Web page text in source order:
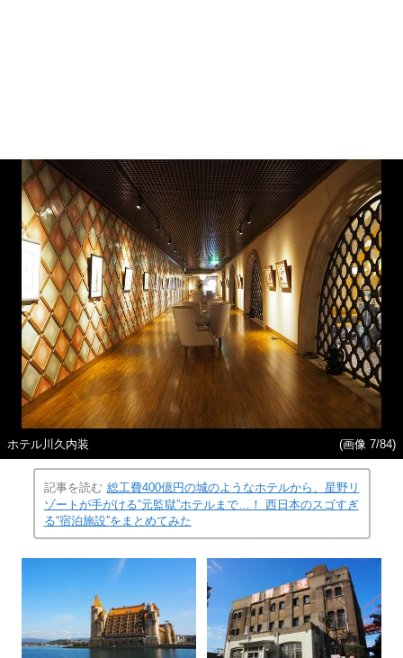
ホテル川久内装 (画像 7/84)
記事を読む 総工費400億円の城のようなホテルから、星野リ
ゾートが手がける“元監獄”ホテルまで…！ 西日本のスゴすぎ
る“宿泊施設”をまとめてみた